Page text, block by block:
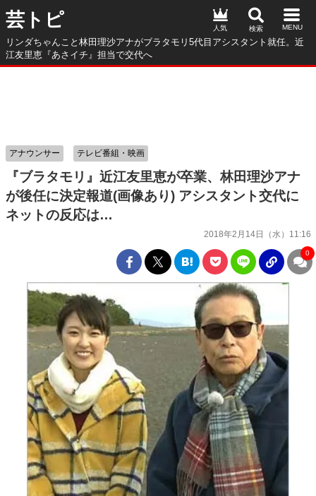
芸トピ
リンダちゃんこと林田理沙アナがブラタモリ5代目アシスタント就任。近
江友里恵『あさイチ』担当で交代へ
人気
『ブラタモリ』近江友里恵が卒業、林田理沙アナ
が後任に決定報道(画像あり) アシスタント交代に
ネットの反応は…
2018年2月14日（水）11:16
アナウンサー テレビ番組・映画
0